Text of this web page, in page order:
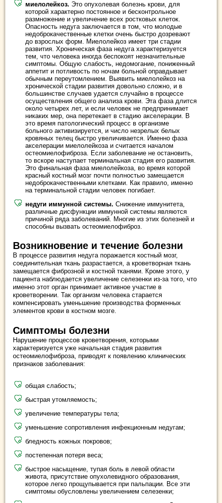
миелолейкоз. Это опухолевая болезнь крови, для
которой характерно постоянное и бесконтрольное
размножение и увеличение всех ростковых клеток.
Опасность недуга заключается в том, что молодые
недоброкачественные клетки очень быстро дозревают
до взрослых форм. Миелолейкоз имеет три стадии
развития. Хроническая фаза недуга характеризуется
тем, что человека иногда беспокоят незначительные
симптомы. Общую слабость, недомогание, пониженный
аппетит и потливость по ночам больной оправдывает
обычным переутомлением. Выявить миелолейкоз на
хронической стадии развития довольно сложно, и в
большинстве случаев удается случайно в процессе
осуществления общего анализа крови. Эта фаза длится
около четырех лет, и если человек не предпринимает
никаких мер, она перетекает в стадию акселерации. В
это время патологический процесс в организме
больного активизируется, и число незрелых белых
кровяных телец быстро увеличивается. Именно фаза
акселерации миелолейкоза и считается началом
остеомиелофиброза. Если заболевание не остановить,
то вскоре наступает терминальная стадия его развития.
Это финальная фаза миелолейкоза, во время которой
красный костный мозг почти полностью замещается
недоброкачественными клетками. Как правило, именно
на терминальной стадии человек погибает.
недуги иммунной системы. Снижение иммунитета,
различные дисфункции иммунной системы являются
причиной ряда заболеваний. Многие из этих болезней и
способны вызвать остеомиелофиброз.
Возникновение и течение болезни
В процессе развития недуга поражается костный мозг,
соединительная ткань разрастается, а кроветворная ткань
замещается фиброзной и костной тканями. Кроме этого, у
пациента наблюдается увеличение селезенки из-за того, что
именно этот орган принимает активное участие в
кроветворении. Так организм человека старается
компенсировать уменьшение производства форменных
элементов крови в костном мозге.
Симптомы болезни
Нарушение процессов кроветворения, которыми
характеризуется уже начальная стадия развития
остеомиелофиброза, приводят к появлению клинических
признаков заболевания:
общая слабость;
быстрая утомляемость;
увеличение температуры тела;
уменьшение сопротивления инфекционным недугам;
бледность кожных покровов;
постепенная потеря веса;
быстрое насыщение, тупая боль в левой области
живота, присутствие опухолевидного образования,
которое легко прощупывается при пальпации. Все эти
симптомы обусловлены увеличением селезенки;